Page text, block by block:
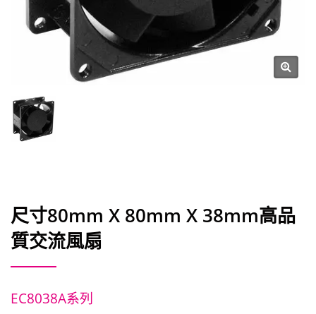
尺寸80mm X 80mm X 38mm高品
質交流風扇
EC8038A系列